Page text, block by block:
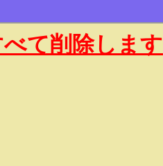
て削除します